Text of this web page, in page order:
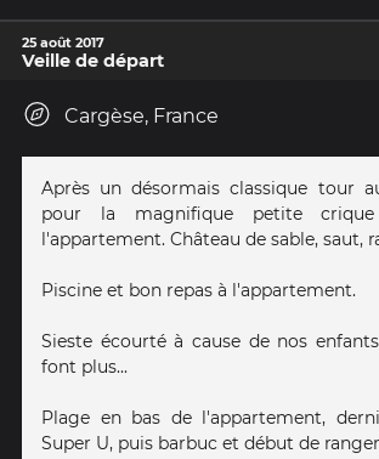
25 août 2017
Veille de départ
Cargèse, France
Après un désormais classique tour
pour la magnifique petite
l'appartement. Château de sable, saut,
Piscine et bon repas à l'appartement.
Sieste écourté à cause de nos
font plus...
Plage en bas de l'appartement,
Super U, puis barbuc et début de